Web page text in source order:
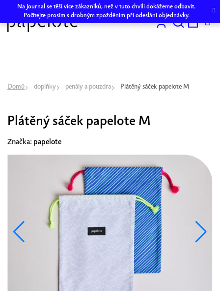
obsah
Na Journal se těší více zákazníků, než v tuto chvíli dokážeme odbavit.
Počítejte prosím s drobným zpožděním při odeslání objednávky.
Hledat
Domů doplňky penály a pouzdra Plátěný sáček papelote M
Plátěný sáček papelote M
Značka: papelote